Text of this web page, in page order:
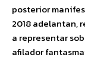
posterior
2018 adelantan,
a representar
afilador